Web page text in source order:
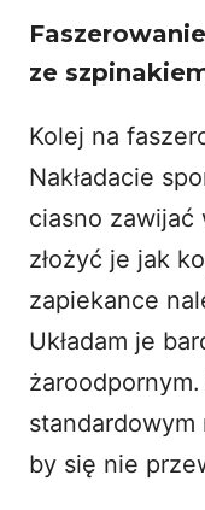
ze
Kolej na
Nakładacie
ciasno
złożyć je jak
zapiekance
Układam je
by się nie